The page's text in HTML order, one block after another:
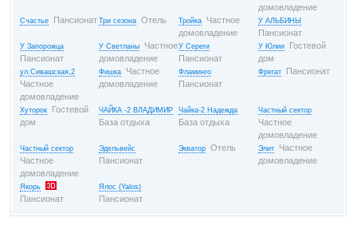
домовладение
Счастье Пансионат Три сезона Отель Тройка
Частное
домовладение
У АЛЬБИНЫ
Пансионат
У Запорожца
Пансионат
У Светланы
Частное
домовладение
У Сереги
Пансионат
У Юлии
Гостевой
дом
ул.Сивашская,2
Частное
домовладение
Фишка
Частное
домовладение
Фламинго
Пансионат
Фрегат Пансионат
Хуторок
Гостевой
дом
ЧАЙКА -2 ВЛАДИМИР
База отдыха
Чайка-2 Надежда
База отдыха
Частный сектор
Частное
домовладение
Частный сектор
Частное
домовладение
Эдельвейс
Пансионат
Экватор Отель Элит
Частное
домовладение
Якорь
Пансионат
Ялос (Yalos)
Пансионат